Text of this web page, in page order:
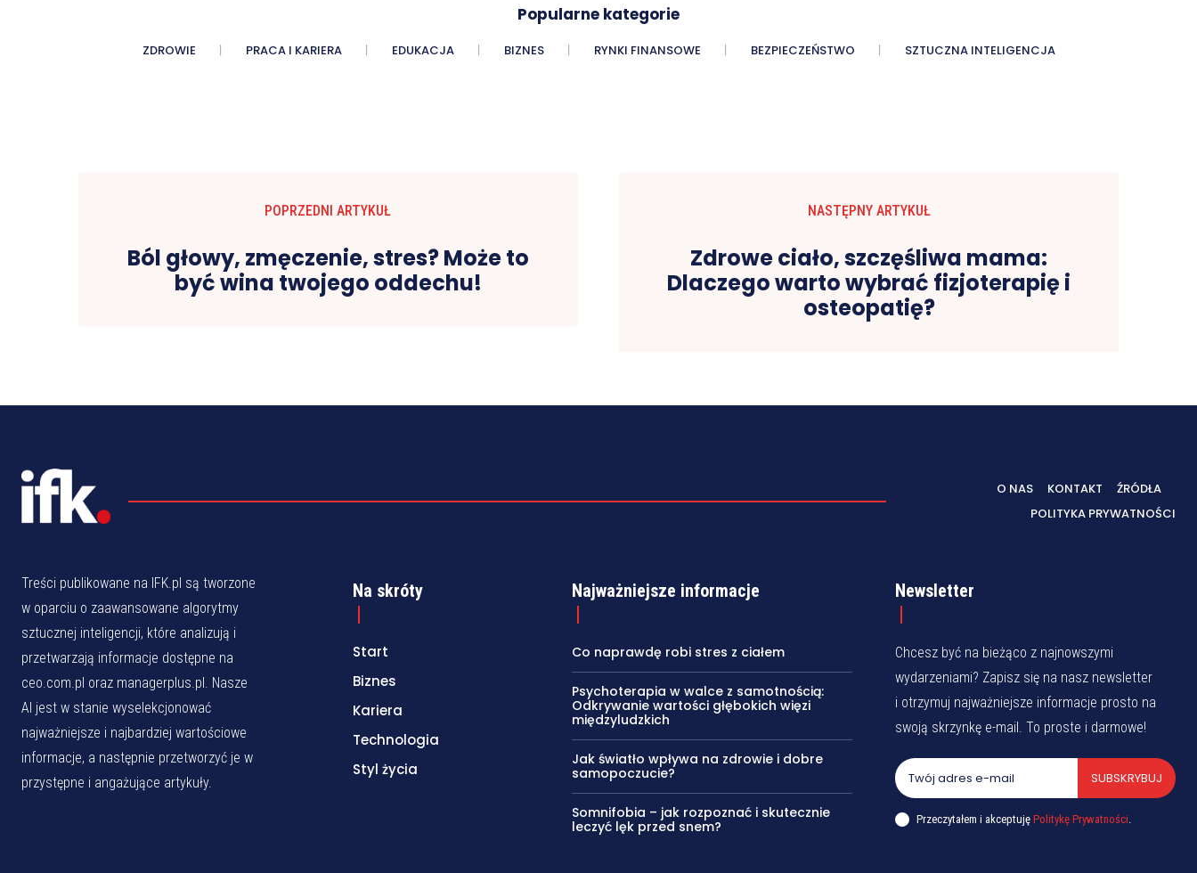
Popularne kategorie
ZDROWIE PRACA I KARIERA EDUKACJA BIZNES RYNKI FINANSOWE BEZPIECZEŃSTWO SZTUCZNA INTELIGENCJA
POPRZEDNI ARTYKUŁ
Ból głowy, zmęczenie, stres? Może to
być wina twojego oddechu!
NASTĘPNY ARTYKUŁ
Zdrowe ciało, szczęśliwa mama:
Dlaczego warto wybrać fizjoterapię i
osteopatię?
O NAS KONTAKT
ŹRÓDŁA
POLITYKA PRYWATNOŚCI
Treści publikowane na IFK.pl są tworzone
w oparciu o zaawansowane algorytmy
sztucznej inteligencji, które analizują i
przetwarzają informacje dostępne na
ceo.com.pl oraz managerplus.pl. Nasze
AI jest w stanie wyselekcjonować
najważniejsze i najbardziej wartościowe
informacje, a następnie przetworzyć je w
przystępne i angażujące artykuły.
Na skróty
Start
Biznes
Kariera
Technologia
Styl życia
Najważniejsze informacje
Co naprawdę robi stres z ciałem
Psychoterapia w walce z samotnością:
Odkrywanie wartości głębokich więzi
międzyludzkich
Jak światło wpływa na zdrowie i dobre
samopoczucie?
Somnifobia – jak rozpoznać i skutecznie
leczyć lęk przed snem?
Newsletter
Chcesz być na bieżąco z najnowszymi
wydarzeniami? Zapisz się na nasz newsletter
i otrzymuj najważniejsze informacje prosto na
swoją skrzynkę e-mail. To proste i darmowe!
SUBSKRYBUJ
Przeczytałem i akceptujęPolitykę Prywatności